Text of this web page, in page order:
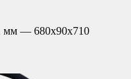
мм — 680х90х710